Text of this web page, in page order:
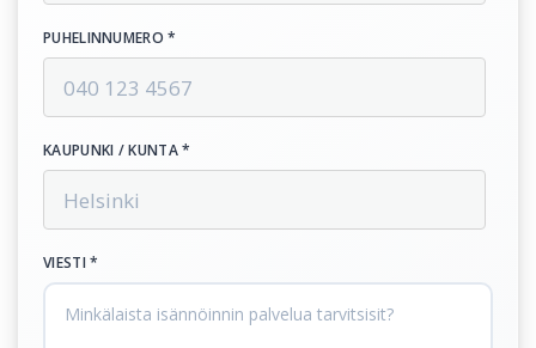
PUHELINNUMERO *
KAUPUNKI / KUNTA *
VIESTI *